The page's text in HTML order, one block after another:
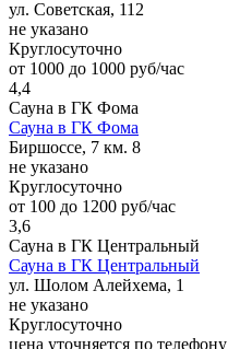
ул. Советская, 112
не указано
Круглосуточно
от 1000 до 1000 руб/час
4,4
Сауна в ГК Фома
Сауна в ГК Фома
Биршоссе, 7 км. 8
не указано
Круглосуточно
от 100 до 1200 руб/час
3,6
Сауна в ГК Центральный
Сауна в ГК Центральный
ул. Шолом Алейхема, 1
не указано
Круглосуточно
цена уточняется по телефону